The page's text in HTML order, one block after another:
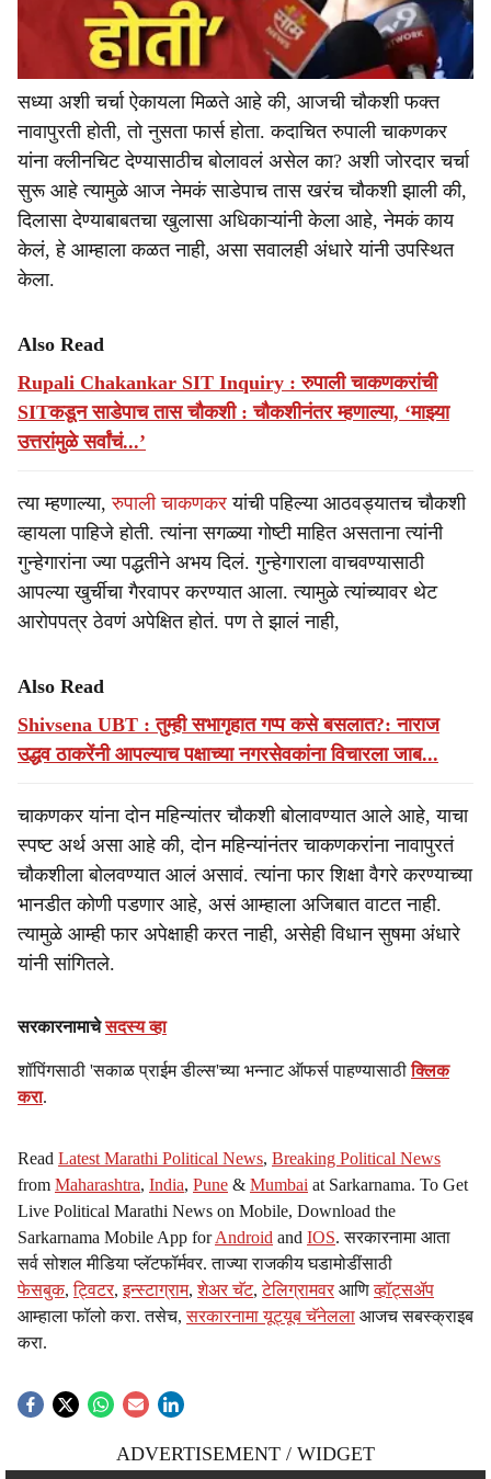
सध्या अशी चर्चा ऐकायला मिळते आहे की, आजची चौकशी फक्त
नावापुरती होती, तो नुसता फार्स होता. कदाचित रुपाली चाकणकर
यांना क्लीनचिट देण्यासाठीच बोलावलं असेल का? अशी जोरदार चर्चा
सुरू आहे त्यामुळे आज नेमकं साडेपाच तास खरंच चौकशी झाली की,
दिलासा देण्याबाबतचा खुलासा अधिकाऱ्यांनी केला आहे, नेमकं काय
केलं, हे आम्हाला कळत नाही, असा सवालही अंधारे यांनी उपस्थित
केला.
Also Read
Rupali Chakankar SIT Inquiry : रुपाली चाकणकरांची
SITकडून साडेपाच तास चौकशी : चौकशीनंतर म्हणाल्या, ‘माझ्या
उत्तरांमुळे सर्वांचं...’
त्या म्हणाल्या,रुपाली चाकणकर यांची पहिल्या आठवड्यातच चौकशी
व्हायला पाहिजे होती. त्यांना सगळ्या गोष्टी माहित असताना त्यांनी
गुन्हेगारांना ज्या पद्धतीने अभय दिलं. गुन्हेगाराला वाचवण्यासाठी
आपल्या खुर्चीचा गैरवापर करण्यात आला. त्यामुळे त्यांच्यावर थेट
आरोपपत्र ठेवणं अपेक्षित होतं. पण ते झालं नाही,
Also Read
Shivsena UBT : तुम्ही सभागृहात गप्प कसे बसलात?: नाराज
उद्धव ठाकरेंनी आपल्याच पक्षाच्या नगरसेवकांना विचारला जाब...
चाकणकर यांना दोन महिन्यांतर चौकशी बोलावण्यात आले आहे, याचा
स्पष्ट अर्थ असा आहे की, दोन महिन्यांनंतर चाकणकरांना नावापुरतं
चौकशीला बोलवण्यात आलं असावं. त्यांना फार शिक्षा वैगरे करण्याच्या
भानडीत कोणी पडणार आहे, असं आम्हाला अजिबात वाटत नाही.
त्यामुळे आम्ही फार अपेक्षाही करत नाही, असेही विधान सुषमा अंधारे
यांनी सांगितले.
सरकारनामाचेसदस्य व्हा
शॉपिंगसाठी 'सकाळ प्राईम डील्स'च्या भन्नाट ऑफर्स पाहण्यासाठीक्लिक
करा.
Read Latest Marathi Political News, Breaking Political News
from Maharashtra, India, Pune & Mumbai at Sarkarnama. To Get
Live Political Marathi News on Mobile, Download the
Sarkarnama Mobile App forAndroid and IOS. सरकारनामा आता
सर्व सोशल मीडिया प्लॅटफॉर्मवर. ताज्या राजकीय घडामोडींसाठी
फेसबुक,ट्विटर,इन्स्टाग्राम,शेअर चॅट,टेलिग्रामवर आणिव्हॉट्सॲप
आम्हाला फॉलो करा. तसेच,सरकारनामा यूट्यूब चॅनेलला आजच सबस्क्राइब
करा.
ADVERTISEMENT / WIDGET